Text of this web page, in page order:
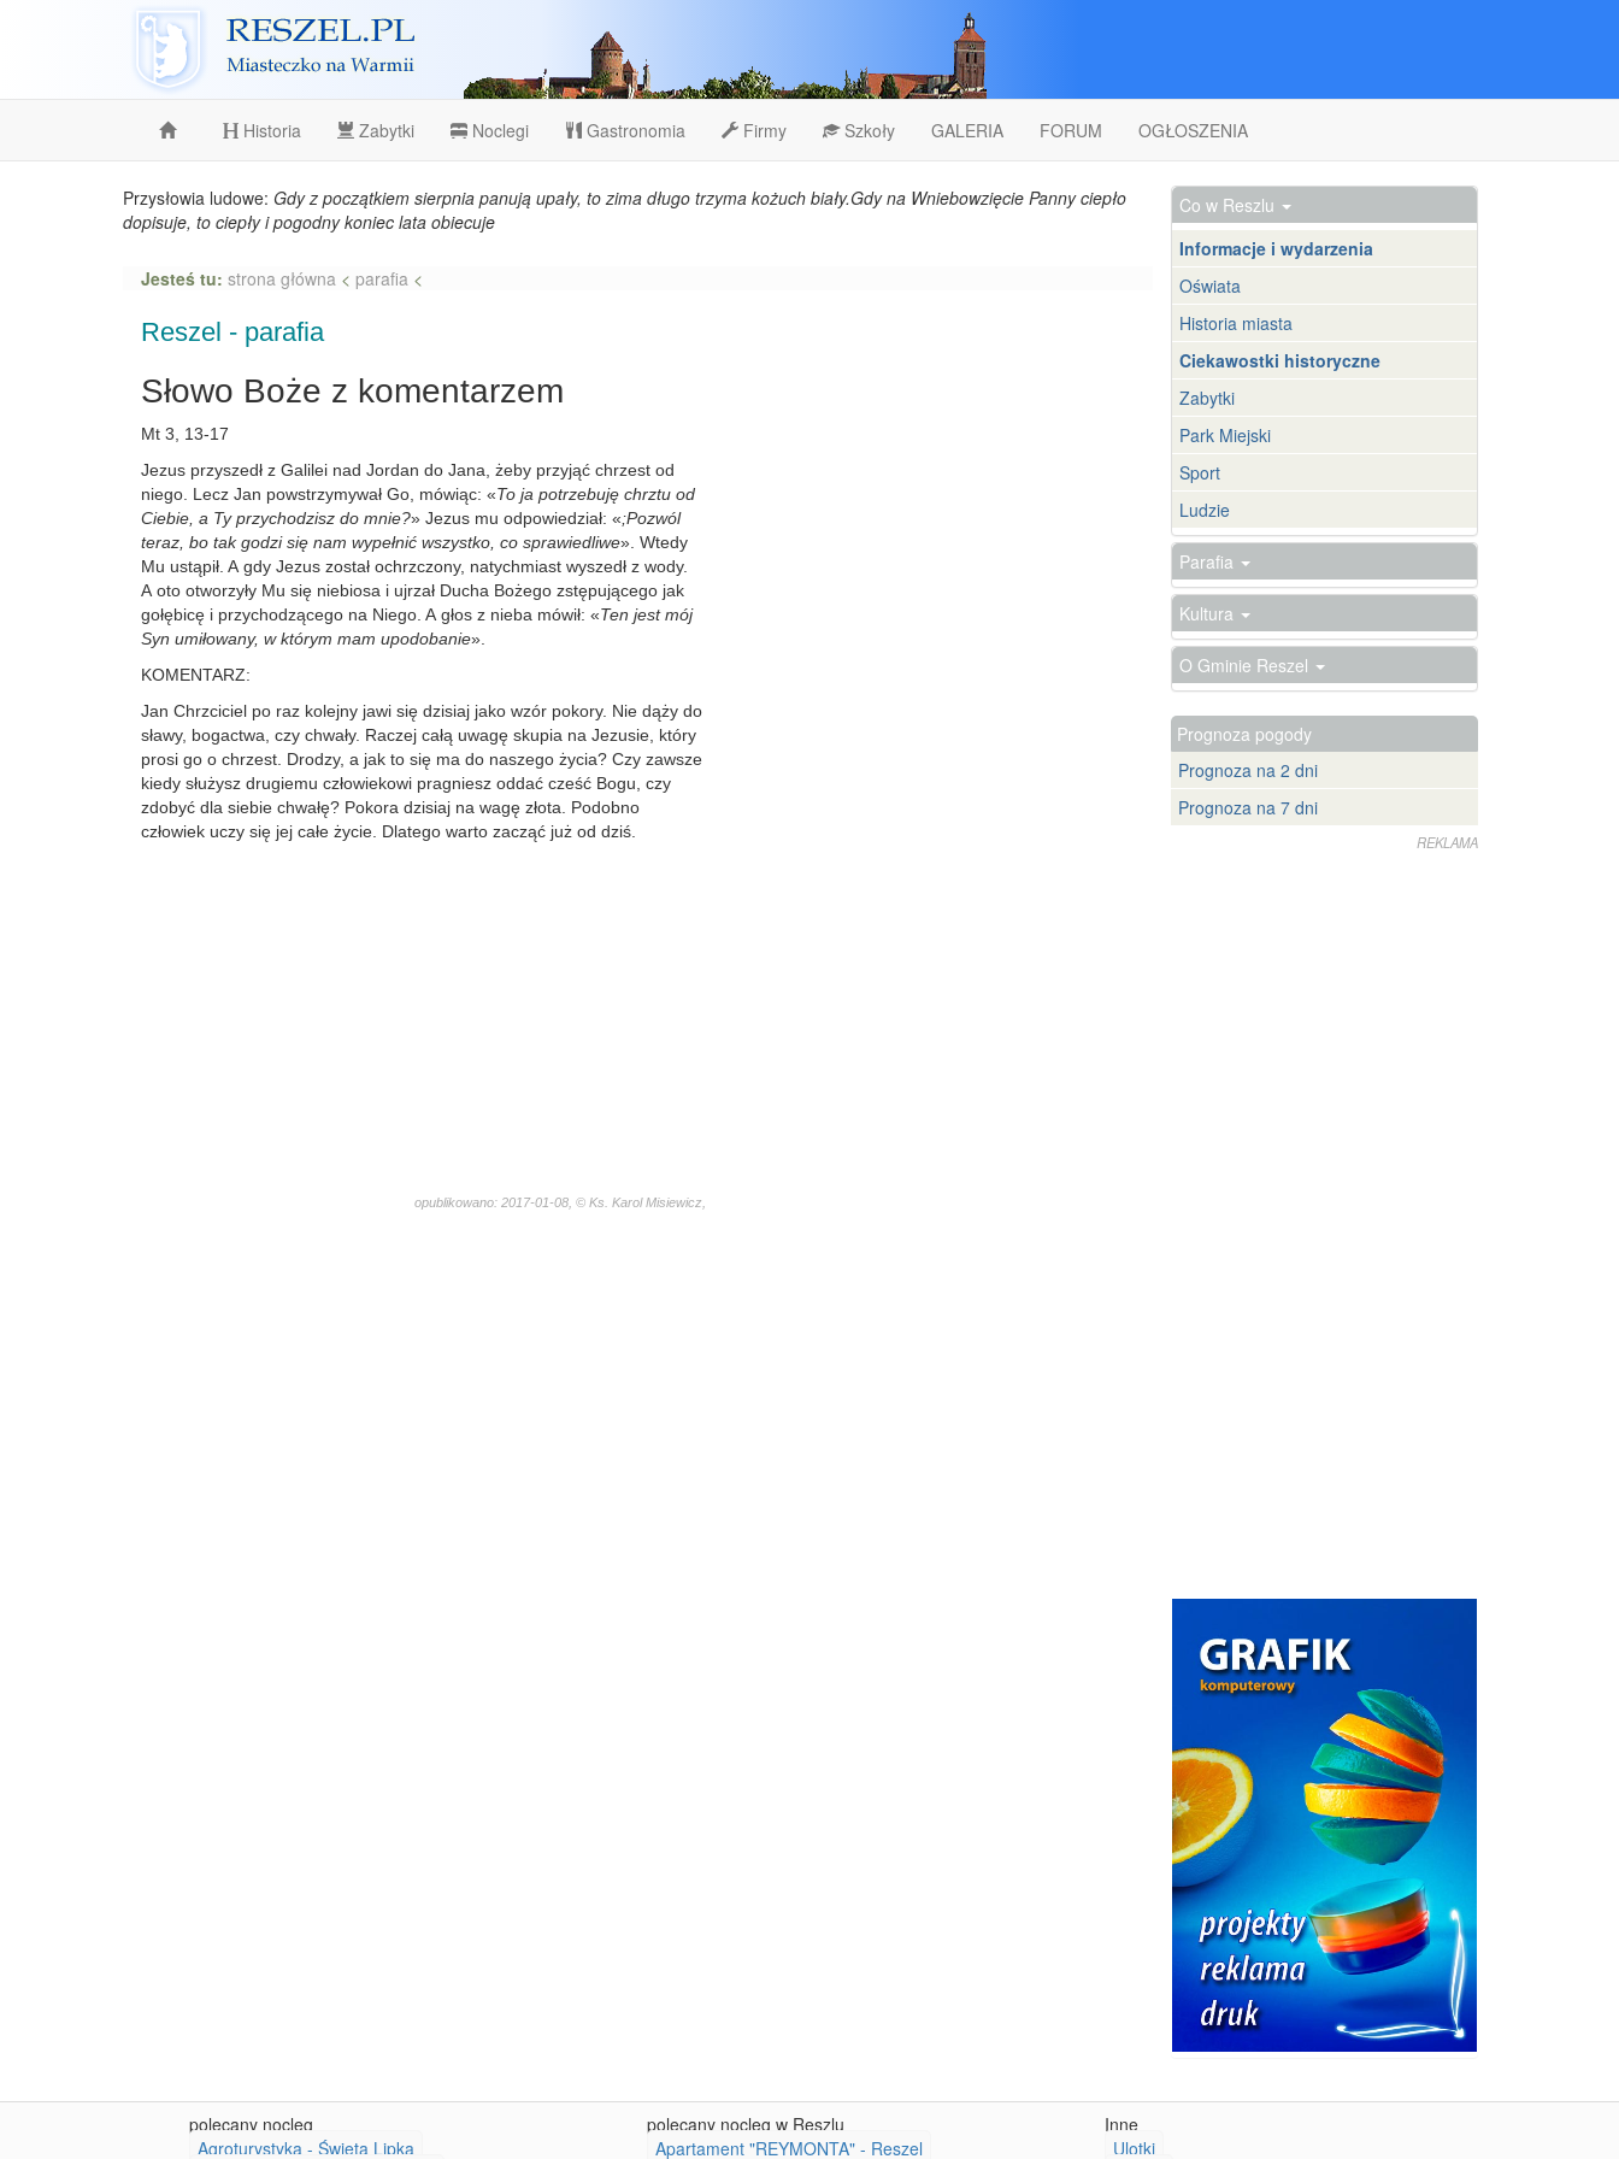
Reszel
Historia Zabytki Noclegi Gastronomia Firmy Szkoły GALERIA FORUM OGŁOSZENIA
Przysłowia ludowe: Gdy z początkiem sierpnia panują upały, to zima długo trzyma kożuch biały.Gdy na Wniebowzięcie Panny ciepło
dopisuje, to ciepły i pogodny koniec lata obiecuje
Jesteś tu: strona główna < parafia <
Reszel - parafia
Słowo Boże z komentarzem
Mt 3, 13-17
Jezus przyszedł z Galilei nad Jordan do Jana, żeby przyjąć chrzest od
niego. Lecz Jan powstrzymywał Go, mówiąc: «To ja potrzebuję chrztu od
Ciebie, a Ty przychodzisz do mnie?» Jezus mu odpowiedział: «;Pozwól
teraz, bo tak godzi się nam wypełnić wszystko, co sprawiedliwe». Wtedy
Mu ustąpił. A gdy Jezus został ochrzczony, natychmiast wyszedł z wody.
A oto otworzyły Mu się niebiosa i ujrzał Ducha Bożego zstępującego jak
gołębicę i przychodzącego na Niego. A głos z nieba mówił: «Ten jest mój
Syn umiłowany, w którym mam upodobanie».
KOMENTARZ:
Jan Chrzciciel po raz kolejny jawi się dzisiaj jako wzór pokory. Nie dąży do
sławy, bogactwa, czy chwały. Raczej całą uwagę skupia na Jezusie, który
prosi go o chrzest. Drodzy, a jak to się ma do naszego życia? Czy zawsze
kiedy służysz drugiemu człowiekowi pragniesz oddać cześć Bogu, czy
zdobyć dla siebie chwałę? Pokora dzisiaj na wagę złota. Podobno
człowiek uczy się jej całe życie. Dlatego warto zacząć już od dziś.
opublikowano: 2017-01-08, © Ks. Karol Misiewicz,
Co w Reszlu
Informacje i wydarzenia
Oświata
Historia miasta
Ciekawostki historyczne
Zabytki
Park Miejski
Sport
Ludzie
Parafia
Kultura
O Gminie Reszel
Prognoza pogody
Prognoza na 2 dni
Prognoza na 7 dni
REKLAMA
polecany nocleg
Agroturystyka - Święta Lipka
polecany nocleg w Reszlu
Apartament "REYMONTA" - Reszel
Inne
Ulotki